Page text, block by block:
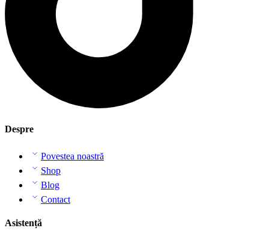
Despre
Povestea noastră
Shop
Blog
Contact
Asistență